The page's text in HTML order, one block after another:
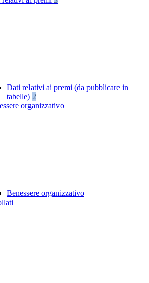
Dati relativi ai premi (da pubblicare in
tabelle) 2
organizzativo
Benessere organizzativo